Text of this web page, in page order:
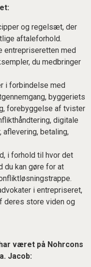
og regelsæt, der
aftaleforhold.
entrepriseretten med
du medbringer
i forbindelse med
byggeriets
forebyggelse af tvister
digitale
betaling,
i forhold til hvor det
du kan gøre for at
i entrepriseret,
deres store viden og
været på Nohrcons
Jacob: